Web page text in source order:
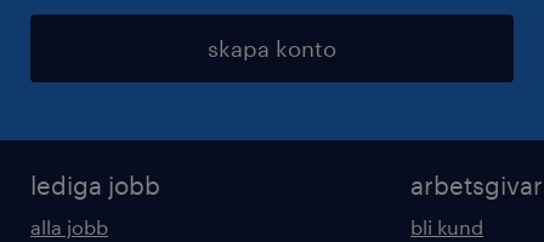
skapa konto
lediga jobb
alla jobb
bli kund